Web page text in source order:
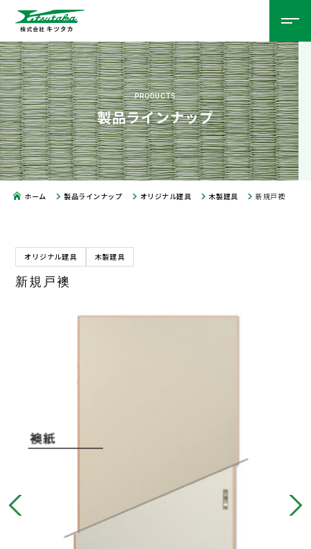
PRODUCTS
製品ラインナップ
ホーム 製品ラインナップ オリジナル建具 木製建具 新規戸襖
オリジナル建具 木製建具
新規戸襖